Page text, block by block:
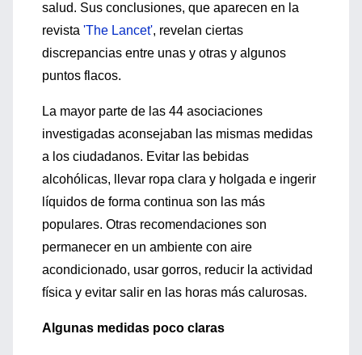
salud. Sus conclusiones, que aparecen en la
revista 'The Lancet', revelan ciertas
discrepancias entre unas y otras y algunos
puntos flacos.
La mayor parte de las 44 asociaciones
investigadas aconsejaban las mismas medidas
a los ciudadanos. Evitar las bebidas
alcohólicas, llevar ropa clara y holgada e ingerir
líquidos de forma continua son las más
populares. Otras recomendaciones son
permanecer en un ambiente con aire
acondicionado, usar gorros, reducir la actividad
física y evitar salir en las horas más calurosas.
Algunas medidas poco claras